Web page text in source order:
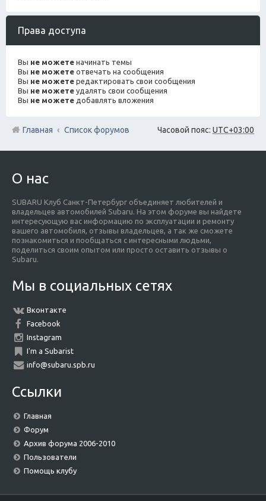
Права доступа
Вы не можете начинать темы
Вы не можете отвечать на сообщения
Вы не можете редактировать свои сообщения
Вы не можете удалять свои сообщения
Вы не можете добавлять вложения
Часовой пояс: UTC+03:00
Главная Список форумов
О нас
SUBARU Клуб Санкт-Петербург объединяет любителей и
владельцев автомобилей Subaru. На этом форуме вы найдете
интересующую вас информацию по эксплуатации и ремонту
вашего автомобиля, отзывы владельцев, а так же сможете
познакомиться и пообщаться с интересными людьми,
поделиться своим опытом или просто оставить отзывы о
Subaru.
Мы в социальных сетях
Вконтакте
Facebook
Instagram
I'm a Subarist
info@subaru.spb.ru
Ссылки
Главная
Форум
Архив форума 2006-2010
Пользователи
Помощь клубу